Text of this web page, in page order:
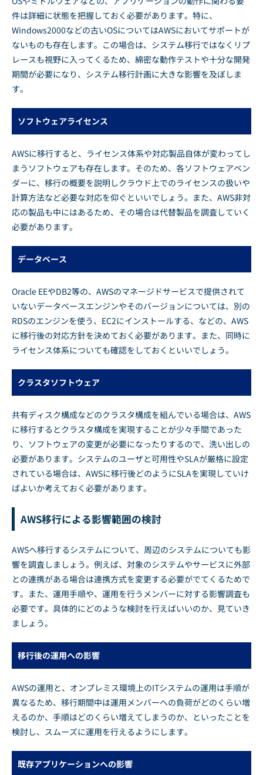
件は詳細に状態を把握しておく必要があります。特に、
Windows2000などの古いOSについてはAWSにおいてサポートが
ないものも存在します。この場合は、システム移行ではなくリプ
レースも視野に入ってくるため、綿密な動作テストや十分な開発
期間が必要になり、システム移行計画に大きな影響を及ぼしま
す。
ソフトウェアライセンス
AWSに移行すると、ライセンス体系や対応製品自体が変わってし
まうソフトウェアも存在します。そのため、各ソフトウェアベン
ダーに、移行の概要を説明しクラウド上でのライセンスの扱いや
計算方法など必要な対応を仰ぐといいでしょう。また、AWS非対
応の製品も中にはあるため、その場合は代替製品を調査していく
必要があります。
データベース
Oracle EEやDB2等の、AWSのマネージドサービスで提供されて
いないデータベースエンジンやそのバージョンについては、別の
RDSのエンジンを使う、EC2にインストールする、などの、AWS
に移行後の対応方針を決めておく必要があります。また、同時に
ライセンス体系についても確認をしておくといいでしょう。
クラスタソフトウェア
共有ディスク構成などのクラスタ構成を組んでいる場合は、AWS
に移行するとクラスタ構成を実現することが少々手間であった
り、ソフトウェアの変更が必要になったりするので、洗い出しの
必要があります。システムのユーザと可用性やSLAが厳格に設定
されている場合は、AWSに移行後どのようにSLAを実現していけ
ばよいか考えておく必要があります。
AWS移行による影響範囲の検討
AWSへ移行するシステムについて、周辺のシステムについても影
響を調査しましょう。例えば、対象のシステムやサービスに外部
との連携がある場合は連携方式を変更する必要がでてくるためで
す。また、運用手順や、運用を行うメンバーに対する影響調査も
必要です。具体的にどのような検討を行えばいいのか、見ていき
ましょう。
移行後の運用への影響
AWSの運用と、オンプレミス環境上のITシステムの運用は手順が
異なるため、移行期間中は運用メンバーへの負荷がどのくらい増
えるのか、手順はどのくらい増えてしまうのか、といったことを
検討し、スムーズに運用を行えるようにします。
既存アプリケーションへの影響